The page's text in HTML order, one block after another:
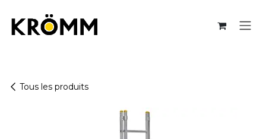
Tous les produits